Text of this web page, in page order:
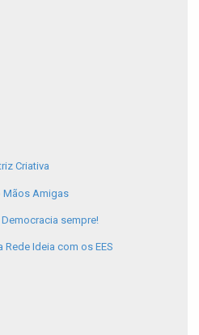
Criativa
Mãos Amigas
sempre!
Rede Ideia com os EES